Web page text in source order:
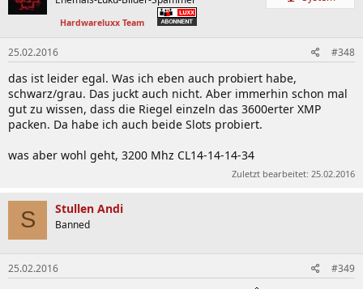
Hardwareluxx Team
25.02.2016 #348
das ist leider egal. Was ich eben auch probiert habe,
schwarz/grau. Das juckt auch nicht. Aber immerhin schon mal
gut zu wissen, dass die Riegel einzeln das 3600erter XMP
packen. Da habe ich auch beide Slots probiert.
was aber wohl geht, 3200 Mhz CL14-14-14-34
Zuletzt bearbeitet: 25.02.2016
S Stullen Andi
Banned
25.02.2016 #349